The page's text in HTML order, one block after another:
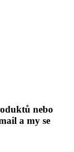
nebo
a my se